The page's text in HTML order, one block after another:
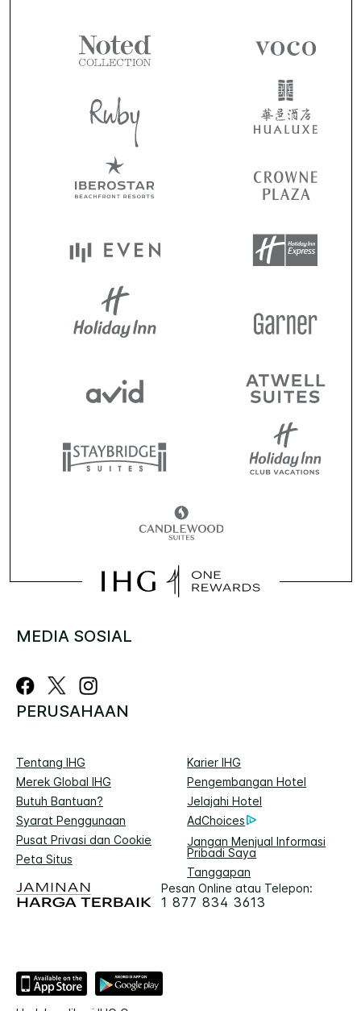
MEDIA SOSIAL
PERUSAHAAN
Tentang IHG
Karier IHG
Merek Global IHG
Pengembangan Hotel
Butuh Bantuan?
Jelajahi Hotel
Syarat Penggunaan
AdChoices
Pusat Privasi dan Cookie
Jangan Menjual Informasi
Pribadi Saya
Peta Situs
Tanggapan
Pesan Online atau Telepon:
1 877 834 3613